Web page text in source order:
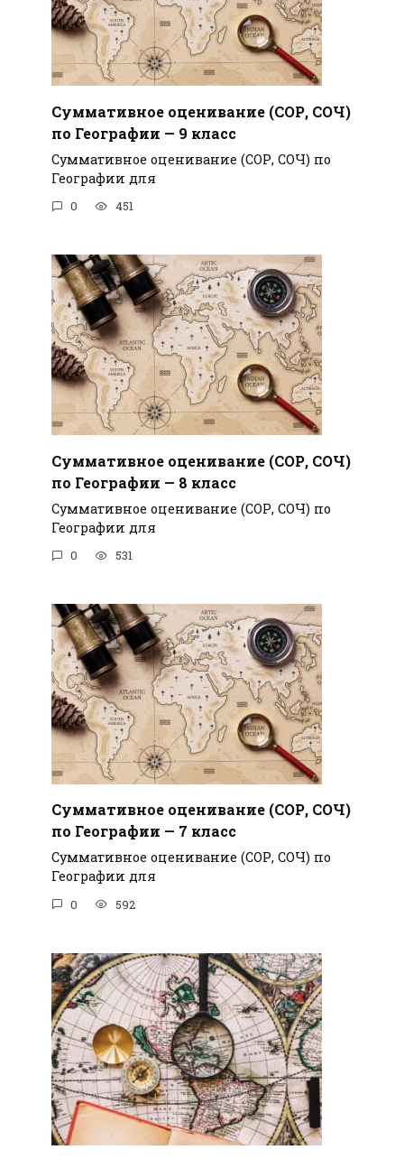
Суммативное оценивание (СОР, СОЧ)
по Географии — 9 класс
Суммативное оценивание (СОР, СОЧ) по
Географии для
0 451
Суммативное оценивание (СОР, СОЧ)
по Географии — 8 класс
Суммативное оценивание (СОР, СОЧ) по
Географии для
0 531
Суммативное оценивание (СОР, СОЧ)
по Географии — 7 класс
Суммативное оценивание (СОР, СОЧ) по
Географии для
0 592